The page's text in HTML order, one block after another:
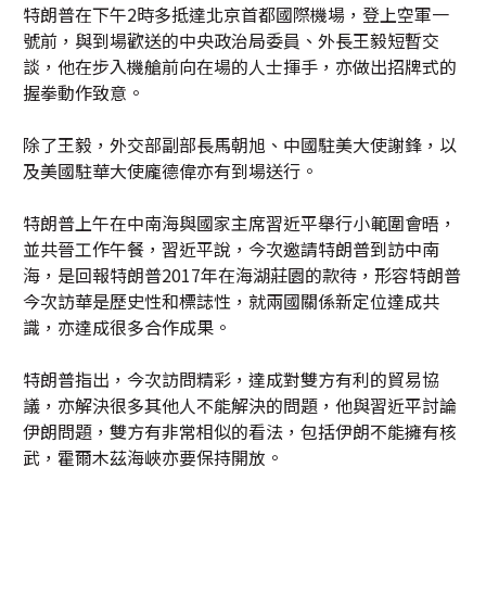
特朗普在下午2時多抵達北京首都國際機場，登上空軍一
號前，與到場歡送的中央政治局委員、外長王毅短暫交
談，他在步入機艙前向在場的人士揮手，亦做出招牌式的
握拳動作致意。
除了王毅，外交部副部長馬朝旭、中國駐美大使謝鋒，以
及美國駐華大使龐德偉亦有到場送行。
特朗普上午在中南海與國家主席習近平舉行小範圍會晤，
並共晉工作午餐，習近平說，今次邀請特朗普到訪中南
海，是回報特朗普2017年在海湖莊園的款待，形容特朗普
今次訪華是歷史性和標誌性，就兩國關係新定位達成共
識，亦達成很多合作成果。
特朗普指出，今次訪問精彩，達成對雙方有利的貿易協
議，亦解決很多其他人不能解決的問題，他與習近平討論
伊朗問題，雙方有非常相似的看法，包括伊朗不能擁有核
武，霍爾木茲海峽亦要保持開放。